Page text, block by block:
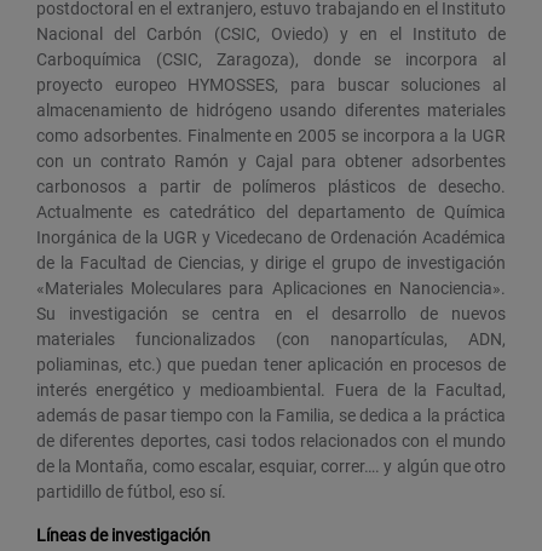
postdoctoral en el extranjero, estuvo trabajando en el Instituto
Nacional del Carbón (CSIC, Oviedo) y en el Instituto de
Carboquímica (CSIC, Zaragoza), donde se incorpora al
proyecto europeo HYMOSSES, para buscar soluciones al
almacenamiento de hidrógeno usando diferentes materiales
como adsorbentes. Finalmente en 2005 se incorpora a la UGR
con un contrato Ramón y Cajal para obtener adsorbentes
carbonosos a partir de polímeros plásticos de desecho.
Actualmente es catedrático del departamento de Química
Inorgánica de la UGR y Vicedecano de Ordenación Académica
de la Facultad de Ciencias, y dirige el grupo de investigación
«Materiales Moleculares para Aplicaciones en Nanociencia».
Su investigación se centra en el desarrollo de nuevos
materiales funcionalizados (con nanopartículas, ADN,
poliaminas, etc.) que puedan tener aplicación en procesos de
interés energético y medioambiental. Fuera de la Facultad,
además de pasar tiempo con la Familia, se dedica a la práctica
de diferentes deportes, casi todos relacionados con el mundo
de la Montaña, como escalar, esquiar, correr…. y algún que otro
partidillo de fútbol, eso sí.
Líneas de investigación